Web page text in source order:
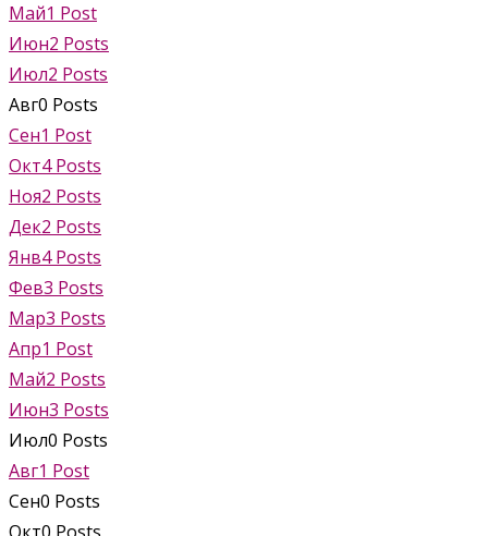
Май1 Post
Июн2 Posts
Июл2 Posts
Авг0 Posts
Сен1 Post
Окт4 Posts
Ноя2 Posts
Дек2 Posts
Янв4 Posts
Фев3 Posts
Мар3 Posts
Апр1 Post
Май2 Posts
Июн3 Posts
Июл0 Posts
Авг1 Post
Сен0 Posts